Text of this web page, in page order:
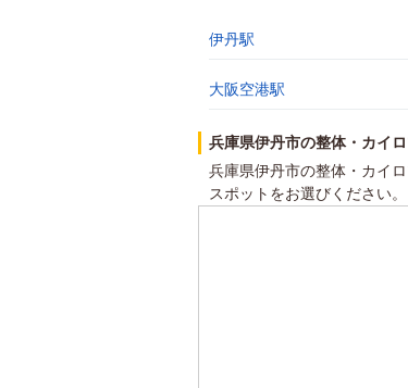
伊丹駅
大阪空港駅
兵庫県伊丹市の整体・カイ
兵庫県伊丹市の整体・カイ
スポットをお選びください。